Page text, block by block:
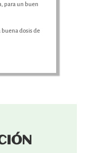
para un buen
dosis de